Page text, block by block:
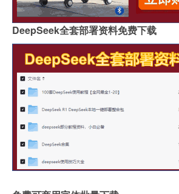
DeepSeek全套部署资料免费下载